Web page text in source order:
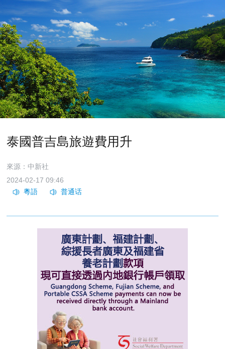
泰國普吉島旅遊費用升
來源：中新社
2024-02-17 09:46